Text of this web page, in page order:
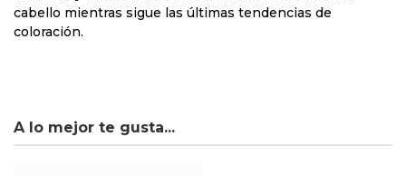
cabello mientras sigue las últimas tendencias de
coloración.
A lo mejor te gusta...